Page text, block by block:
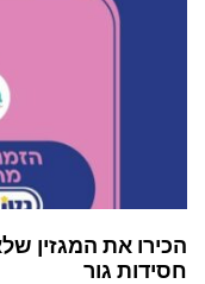
הכירו את המגזין
חסידות גור